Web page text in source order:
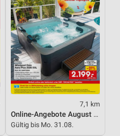
7,1 km
Online-Angebote August 2026
Gültig bis Mo. 31.08.